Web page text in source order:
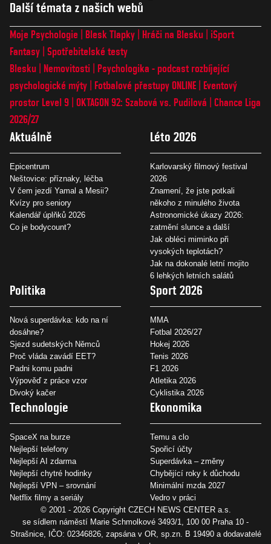
Další témata z našich webů
Moje Psychologie Blesk Tlapky Hráči na Blesku
iSport
Fantasy Spotřebitelské testy
Blesku
Nemovitosti
Psychologika - podcast rozbíjející
psychologické mýty
Fotbalové přestupy ONLINE
Eventový
prostor Level 9 OKTAGON 92: Szabová vs. Pudilová
Chance Liga
2026/27
Aktuálně
Epicentrum
Neštovice: příznaky, léčba
V čem jezdí Yamal a Mesii?
Kvízy pro seniory
Kalendář úplňků 2026
Co je bodycount?
Léto 2026
Karlovarský filmový festival
2026
Znamení, že jste potkali
někoho z minulého života
Astronomické úkazy 2026:
zatmění slunce a další
Jak obléci miminko při
vysokých teplotách?
Jak na dokonalé letní mojito
6 lehkých letních salátů
Politika
Nová superdávka: kdo na ní
dosáhne?
Sjezd sudetských Němců
Proč vláda zavádí EET?
Padni komu padni
Výpověď z práce vzor
Divoký kačer
Sport 2026
MMA
Fotbal 2026/27
Hokej 2026
Tenis 2026
F1 2026
Atletika 2026
Cyklistika 2026
Technologie
SpaceX na burze
Nejlepší telefony
Nejlepší AI zdarma
Nejlepší chytré hodinky
Nejlepší VPN – srovnání
Netflix filmy a seriály
Ekonomika
Temu a clo
Spořicí účty
Superdávka – změny
Chybějící roky k důchodu
Minimální mzda 2027
Vedro v práci
© 2001 - 2026 Copyright CZECH NEWS CENTER a.s.
se sídlem náměstí Marie Schmolkové 3493/1, 100 00 Praha 10 -
Strašnice, IČO: 02346826, zapsána v OR, sp.zn. B 19490 a dodavatelé